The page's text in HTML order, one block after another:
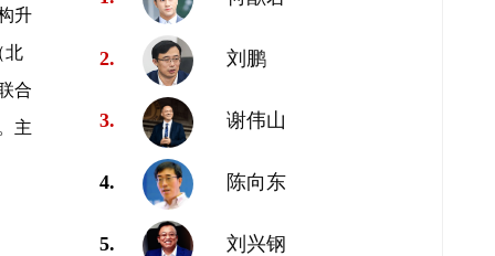
升
北
合
主
2. 刘鹏
3. 谢伟山
4. 陈向东
5. 刘兴钢